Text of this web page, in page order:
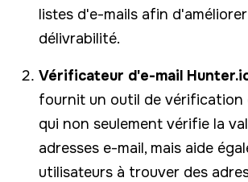
listes d'e-mails afin
délivrabilité.
Vérificateur d'e-mail
fournit un outil de vérification
qui non seulement vérifie la
adresses e-mail, mais aide
utilisateurs à trouver des